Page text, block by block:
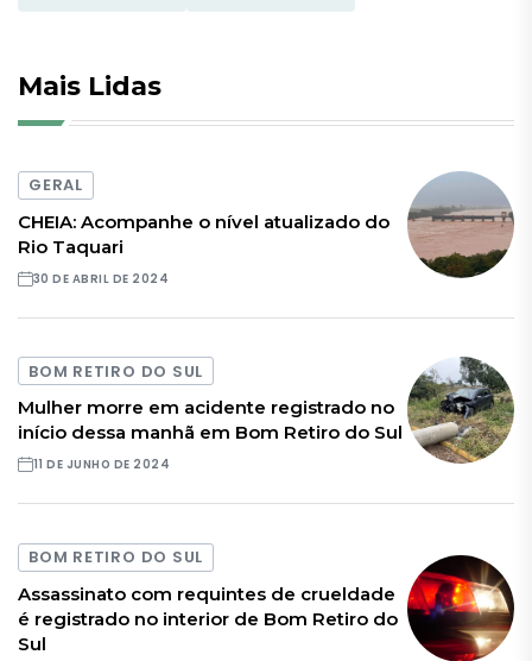
Mais Lidas
GERAL
CHEIA: Acompanhe o nível atualizado do
Rio Taquari
30 DE ABRIL DE 2024
BOM RETIRO DO SUL
Mulher morre em acidente registrado no
início dessa manhã em Bom Retiro do Sul
11 DE JUNHO DE 2024
BOM RETIRO DO SUL
Assassinato com requintes de crueldade
é registrado no interior de Bom Retiro do
Sul